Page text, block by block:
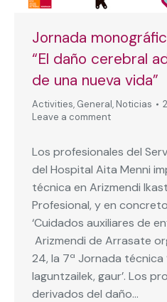
Jornada
“El daño cerebral
de una nueva vida”
Activities, General, Noticias
Leave a comment
Los profesionales del
del Hospital Aita Menni
técnica en Arizmendi
Profesional, y en
‘Cuidados auxiliares de
Arizmendi de Arrasate
24, la 7ª Jornada técnica
laguntzailek, gaur’. Los
derivados del daño…